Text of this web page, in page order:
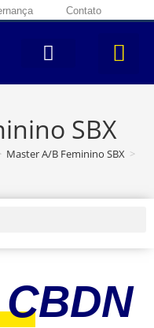
Contato
SBX
Master A/B Feminino SBX >